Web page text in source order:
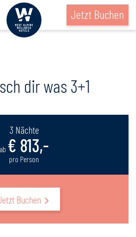
Jetzt Buchen
dir was 3+1
3 Nächte
ab € 813,-
pro Person
Buchen